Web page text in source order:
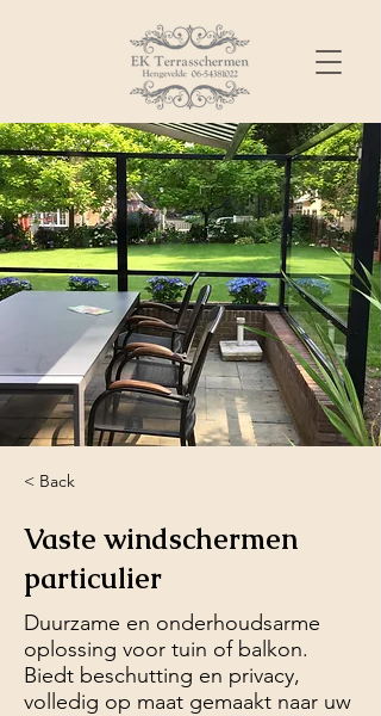
< Back
Vaste windschermen
particulier
Duurzame en onderhoudsarme
oplossing voor tuin of balkon.
Biedt beschutting en privacy,
volledig op maat gemaakt naar uw